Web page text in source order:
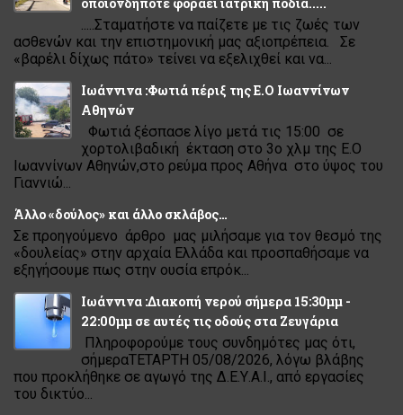
οποιονδήποτε φοράει ιατρική ποδιά.....
.....Σταματήστε να παίζετε με τις ζωές των
ασθενών και την επιστημονική μας αξιοπρέπεια. Σε
«βαρέλι δίχως πάτο» τείνει να εξελιχθεί και να...
Ιωάννινα :Φωτιά πέριξ της Ε.Ο Ιωαννίνων
Αθηνών
Φωτιά ξέσπασε λίγο μετά τις 15:00 σε
χορτολιβαδική έκταση στο 3ο χλμ της Ε.Ο
Ιωαννίνων Αθηνών,στο ρεύμα προς Αθήνα στο ύψος του
Γιαννιώ...
Άλλο «δούλος» και άλλο σκλάβος…
Σε προηγούμενο άρθρο μας μιλήσαμε για τον θεσμό της
«δουλείας» στην αρχαία Ελλάδα και προσπαθήσαμε να
εξηγήσουμε πως στην ουσία επρόκ...
Ιωάννινα :Διακοπή νερού σήμερα 15:30μμ -
22:00μμ σε αυτές τις οδούς στα Ζευγάρια
Πληροφορούμε τους συνδημότες μας ότι,
σήμεραΤΕΤΑΡΤΗ 05/08/2026, λόγω βλάβης
που προκλήθηκε σε αγωγό της Δ.Ε.Υ.Α.Ι., από εργασίες
του δικτύο...